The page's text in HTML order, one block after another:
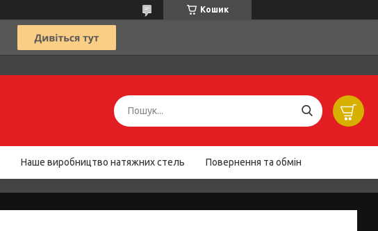
Кошик
Наше виробництво натяжних стель Повернення та обмін